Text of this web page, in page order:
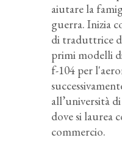
aiutare la
guerra. Inizia
di traduttrice
primi modelli
f-104 per
all’università
dove si laurea
commercio.